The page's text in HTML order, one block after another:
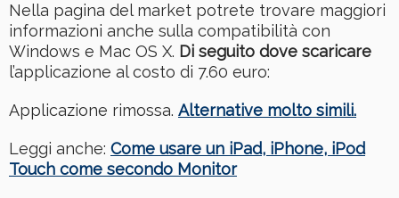
Nella pagina del market potrete trovare maggiori
informazioni anche sulla compatibilità con
Windows e Mac OS X. Di seguito dove scaricare
l’applicazione al costo di 7.60 euro:
Applicazione rimossa. Alternative molto simili.
Leggi anche: Come usare un iPad, iPhone, iPod
Touch come secondo Monitor